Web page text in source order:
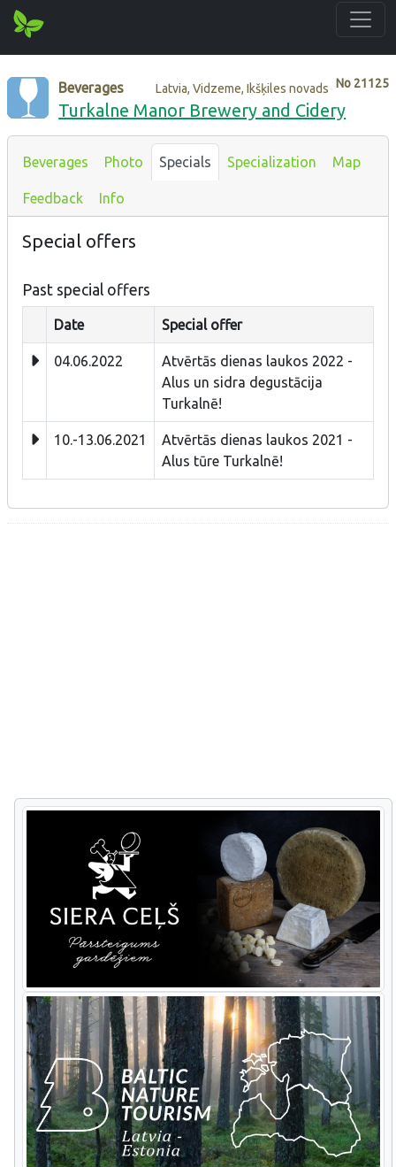
No 21125
Beverages Latvia, Vidzeme, Ikšķiles novads
Turkalne Manor Brewery and Cidery
Beverages Photo Specials Specialization Map
Feedback Info
Special offers
Past special offers
Date Special offer
04.06.2022
Atvērtās dienas laukos 2022 -
Alus un sidra degustācija
Turkalnē!
10.-13.06.2021
Atvērtās dienas laukos 2021 -
Alus tūre Turkalnē!